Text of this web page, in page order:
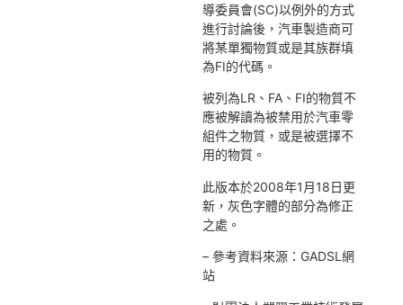
導委員會(SC)以例外的方式
進行討論後，汽車製造商可
將某單獨物質或是其族群填
為FI的代碼。
被列為LR、FA、FI的物質不
應被解讀為被禁用於汽車零
組件之物質，或是被選擇不
用的物質。
此版本於2008年1月18日更
新，灰色字體的部分為修正
之處。
– 參考資料來源：GADSL網
站